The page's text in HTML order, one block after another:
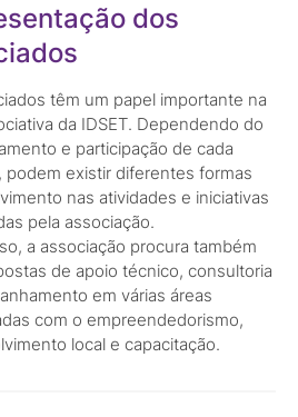
dos
têm um papel importante na
da IDSET. Dependendo do
e participação de cada
podem existir diferentes formas
nas atividades e iniciativas
pela associação.
a associação procura também
de apoio técnico, consultoria
em várias áreas
com o empreendedorismo,
local e capacitação.